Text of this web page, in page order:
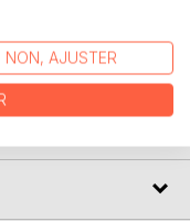
pathologie.
celles et ceux qui
NON, AJUSTER